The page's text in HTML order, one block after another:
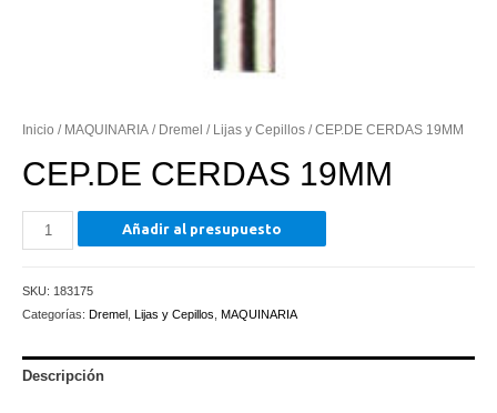
Inicio / MAQUINARIA / Dremel / Lijas y Cepillos / CEP.DE CERDAS 19MM
CEP.DE CERDAS 19MM
CEP.DE
CERDAS
cantidad
Añadir al presupuesto
SKU: 183175
Categorías: Dremel Lijas y Cepillos MAQUINARIA
Descripción